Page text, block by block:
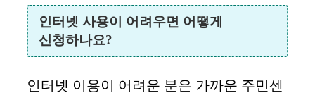
인터넷 사용이 어려우면 어떻게
신청하나요?
인터넷 이용이 어려운 분은 가까운 주민센